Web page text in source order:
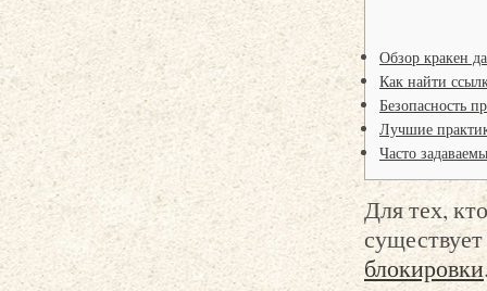
Обзор кракен
Как найти
Безопасность
Лучшие
Часто
Для тех,
блокировки